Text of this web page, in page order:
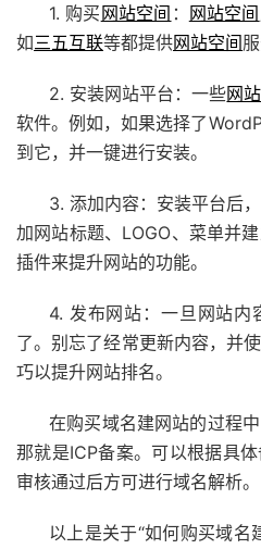
1. 购买网站空间 ： 网站空间
如三五互联等都提供网站空间服
2. 安装网站平台：一些网
软件。例如，如果选择了
到它，并一键进行安装。
3. 添加内容：安装平台后
加网站标题、LOGO、菜单并
插件来提升网站的功能。
4. 发布网站：一旦网站内
了。别忘了经常更新内容，并
巧以提升网站排名。
在购买域名建网站的过程
那就是ICP备案。可以根据具
审核通过后方可进行域名解析。
以上是关于“如何购买域名